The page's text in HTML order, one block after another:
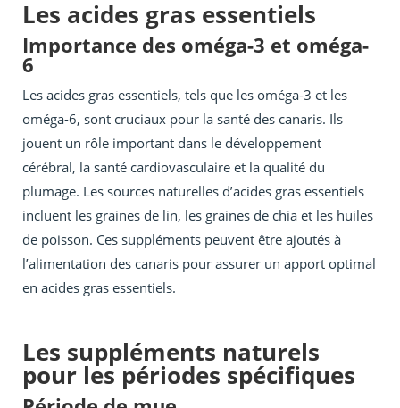
Les acides gras essentiels
Importance des oméga-3 et oméga-
6
Les acides gras essentiels, tels que les oméga-3 et les
oméga-6, sont cruciaux pour la santé des canaris. Ils
jouent un rôle important dans le développement
cérébral, la santé cardiovasculaire et la qualité du
plumage. Les sources naturelles d’acides gras essentiels
incluent les graines de lin, les graines de chia et les huiles
de poisson. Ces suppléments peuvent être ajoutés à
l’alimentation des canaris pour assurer un apport optimal
en acides gras essentiels.
Les suppléments naturels
pour les périodes spécifiques